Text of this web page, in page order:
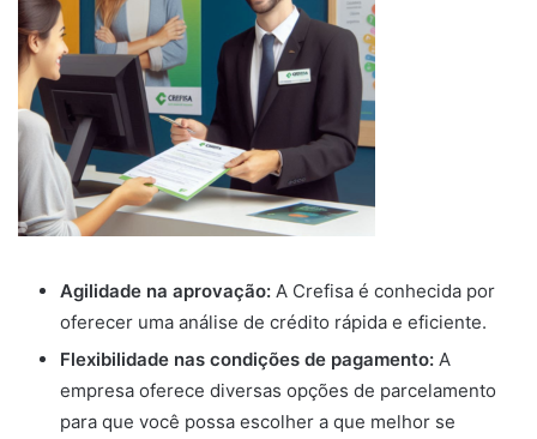
Agilidade na aprovação: A Crefisa é conhecida por
oferecer uma análise de crédito rápida e eficiente.
Flexibilidade nas condições de pagamento: A
empresa oferece diversas opções de parcelamento
para que você possa escolher a que melhor se